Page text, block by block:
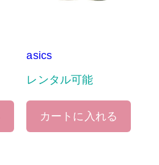
asics
レンタル可能
カートに入れる